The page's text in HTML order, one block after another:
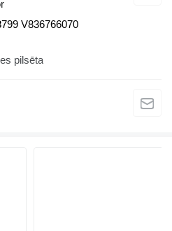
V836766070
pilsēta